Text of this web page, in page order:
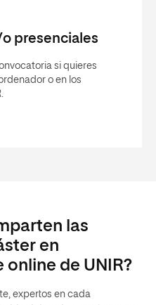
presenciales
si quieres
o en los
las
en
online de UNIR?
expertos en cada